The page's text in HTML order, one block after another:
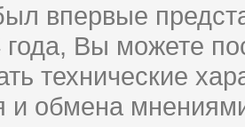
впервые
года, Вы можете
технические
обмена